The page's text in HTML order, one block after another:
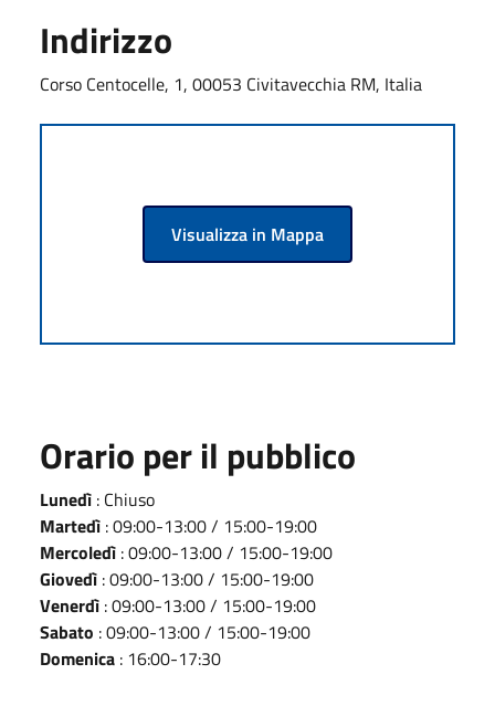
Indirizzo
Corso Centocelle, 1, 00053 Civitavecchia RM, Italia
Visualizza in Mappa
Orario per il pubblico
Lunedì : Chiuso
Martedì : 09:00-13:00 / 15:00-19:00
Mercoledì : 09:00-13:00 / 15:00-19:00
Giovedì : 09:00-13:00 / 15:00-19:00
Venerdì : 09:00-13:00 / 15:00-19:00
Sabato : 09:00-13:00 / 15:00-19:00
Domenica : 16:00-17:30